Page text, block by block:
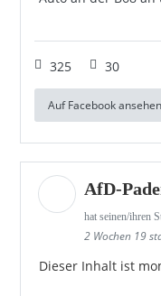
325 30
Auf Facebook ansehen
AfD-
hat seinen/ihren
2 Wochen 19
Dieser Inhalt ist